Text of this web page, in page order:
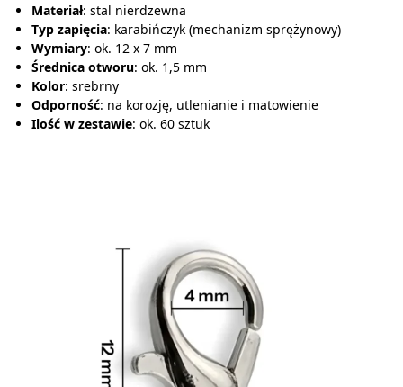
Materiał: stal nierdzewna
Typ zapięcia: karabińczyk (mechanizm sprężynowy)
Wymiary: ok. 12 x 7 mm
Średnica otworu: ok. 1,5 mm
Kolor: srebrny
Odporność: na korozję, utlenianie i matowienie
Ilość w zestawie: ok. 60 sztuk